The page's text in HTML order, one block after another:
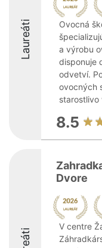
Laureáti
Ovocná
a výrobu
disponuje
odvetví.
ovocných
starostlivo
8.5
Dvore
V centre